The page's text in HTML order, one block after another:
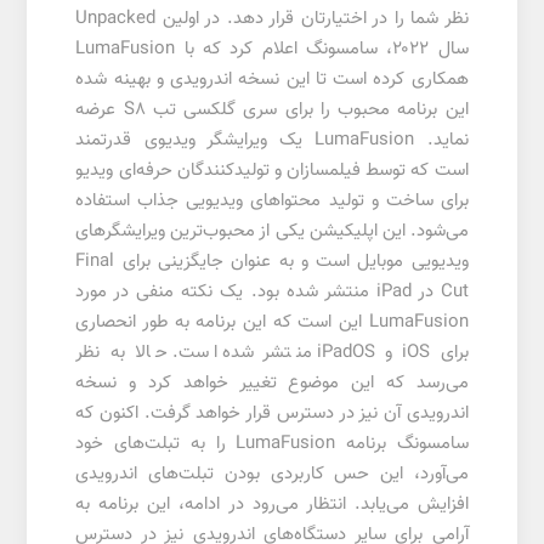
نظر شما را در اختیارتان قرار دهد. در اولین Unpacked
سال ۲۰۲۲، سامسونگ اعلام کرد که با LumaFusion
همکاری کرده است تا این نسخه اندرویدی و بهینه شده
این برنامه محبوب را برای سری گلکسی تب S8 عرضه
نماید. LumaFusion یک ویرایشگر ویدیوی قدرتمند
است که توسط فیلمسازان و تولیدکنندگان حرفه‌ای ویدیو
برای ساخت و تولید محتواهای ویدیویی جذاب استفاده
می‌شود. این اپلیکیشن یکی از محبوب‌ترین ویرایشگرهای
ویدیویی موبایل است و به عنوان جایگزینی برای Final
Cut در iPad منتشر شده بود. یک نکته منفی در مورد
LumaFusion این است که این برنامه به طور انحصاری
برای iOS و iPadOS منتشر شده است. حالا به نظر
می‌رسد که این موضوع تغییر خواهد کرد و نسخه
اندرویدی آن نیز در دسترس قرار خواهد گرفت. اکنون که
سامسونگ برنامه LumaFusion را به تبلت‌های خود
می‌آورد، این حس کاربردی بودن تبلت‌های اندرویدی
افزایش می‌یابد. انتظار می‌رود در ادامه، این برنامه به
آرامی برای سایر دستگاه‌های اندرویدی نیز در دسترس